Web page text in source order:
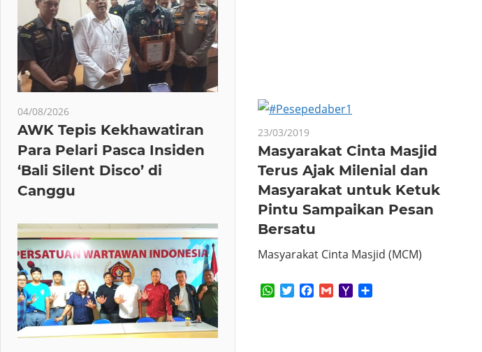
23/03/2019
Masyarakat Cinta Masjid
Terus Ajak Milenial dan
Masyarakat untuk Ketuk
Pintu Sampaikan Pesan
Bersatu
Masyarakat Cinta Masjid (MCM)
WhatsApp
TwitterFacebook
GmailYahoo
04/08/2026
AWK Tepis Kekhawatiran
Para Pelari Pasca Insiden
‘Bali Silent Disco’ di
Canggu